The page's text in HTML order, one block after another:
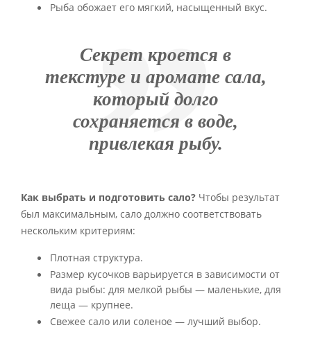
Рыба обожает его мягкий, насыщенный вкус.
Секрет кроется в
текстуре и аромате сала,
который долго
сохраняется в воде,
привлекая рыбу.
Как выбрать и подготовить сало? Чтобы результат
был максимальным, сало должно соответствовать
нескольким критериям:
Плотная структура.
Размер кусочков варьируется в зависимости от
вида рыбы: для мелкой рыбы — маленькие, для
леща — крупнее.
Свежее сало или соленое — лучший выбор.